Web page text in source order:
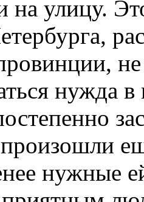
на улицу.
нужда
нужные